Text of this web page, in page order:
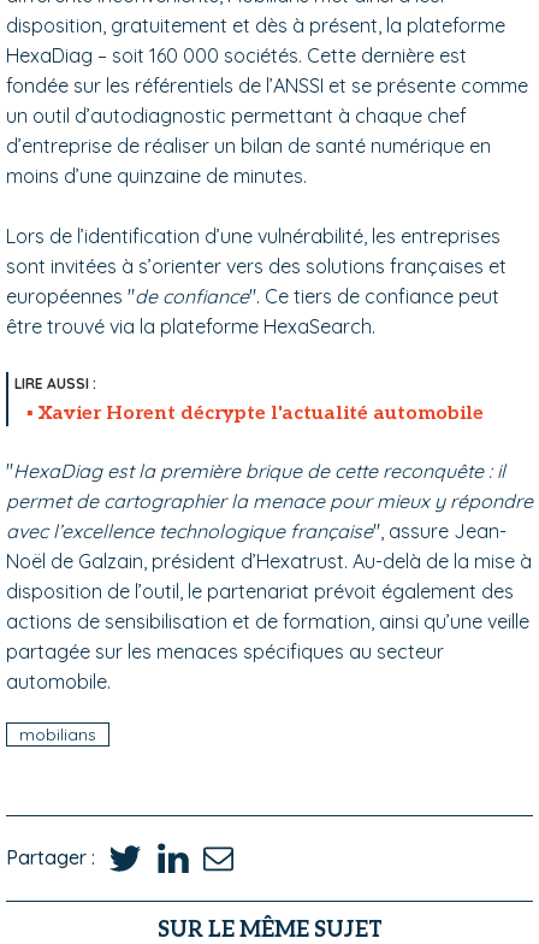
disposition, gratuitement et dès à présent, la plateforme
HexaDiag – soit 160 000 sociétés. Cette dernière est
fondée sur les référentiels de l’ANSSI et se présente comme
un outil d’autodiagnostic permettant à chaque chef
d’entreprise de réaliser un bilan de santé numérique en
moins d’une quinzaine de minutes.
Lors de l’identification d’une vulnérabilité, les entreprises
sont invitées à s’orienter vers des solutions françaises et
européennes "de confiance". Ce tiers de confiance peut
être trouvé via la plateforme HexaSearch.
Xavier Horent décrypte l'actualité automobile
"HexaDiag est la première brique de cette reconquête : il
permet de cartographier la menace pour mieux y répondre
avec l’excellence technologique française", assure Jean-
Noël de Galzain, président d’Hexatrust. Au-delà de la mise à
disposition de l’outil, le partenariat prévoit également des
actions de sensibilisation et de formation, ainsi qu’une veille
partagée sur les menaces spécifiques au secteur
automobile.
mobilians
Partager :
SUR LE MÊME SUJET